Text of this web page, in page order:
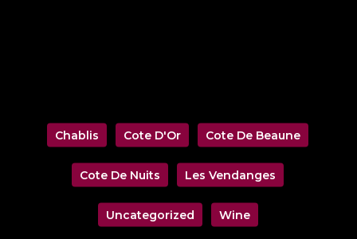
Chablis Cote D'Or Cote De Beaune
Cote De Nuits Les Vendanges
Uncategorized Wine